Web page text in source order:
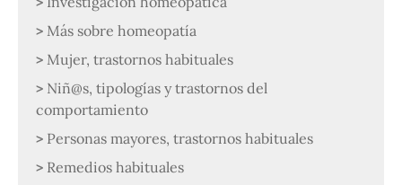
Más sobre homeopatía
Mujer, trastornos habituales
Niñ@s, tipologías y trastornos del
comportamiento
Personas mayores, trastornos habituales
Remedios habituales